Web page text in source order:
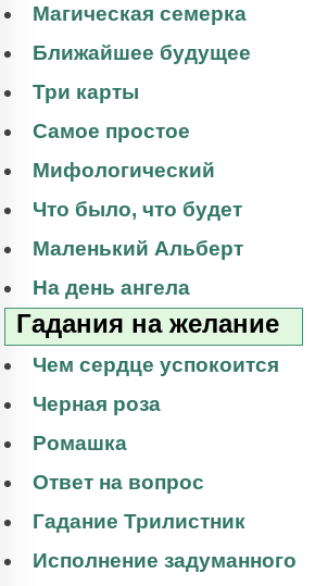
Магическая семерка
Ближайшее будущее
Три карты
Самое простое
Мифологический
Что было, что будет
Маленький Альберт
На день ангела
Гадания на желание
Чем сердце успокоится
Черная роза
Ромашка
Ответ на вопрос
Гадание Трилистник
Исполнение задуманного